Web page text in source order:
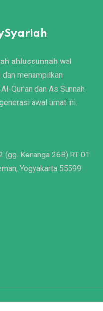
ahlussunnah wal
menampilkan
Qur’an dan As Sunnah
awal umat ini.
Kenanga 26B) RT 01
Yogyakarta 55599